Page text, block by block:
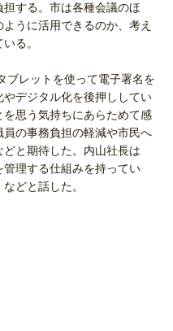
する。市は各種会議のほ
うに活用できるのか、考え
る。
レットを使って電子署名を
デジタル化を後押ししてい
思う気持ちにあらためて感
の事務負担の軽減や市民へ
と期待した。内山社長は
管理する仕組みを持ってい
どと話した。